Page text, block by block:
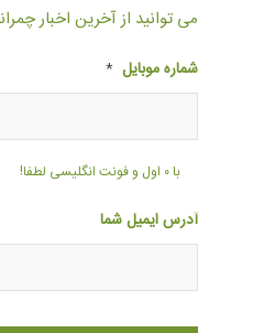
می توانید از آخرین اخبار
شماره موبایل *
با ۰ اول و فونت انگلیسی لطفا!
آدرس ایمیل شما